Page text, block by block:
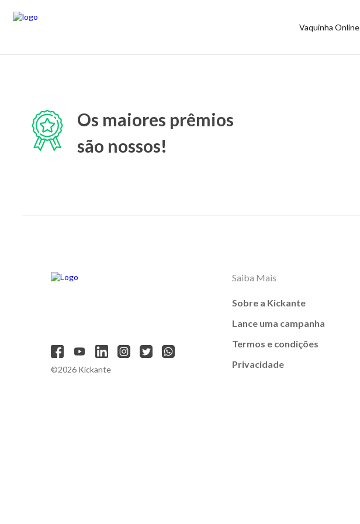
Vaquinha Online
Os maiores prêmios
são nossos!
©2026 Kickante
Saiba Mais
Sobre a Kickante
Lance uma campanha
Termos e condições
Privacidade